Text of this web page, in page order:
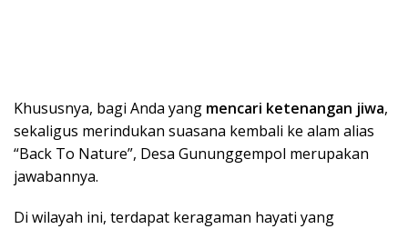
Khususnya, bagi Anda yang mencari ketenangan jiwa,
sekaligus merindukan suasana kembali ke alam alias
“Back To Nature”, Desa Gununggempol merupakan
jawabannya.
Di wilayah ini, terdapat keragaman hayati yang